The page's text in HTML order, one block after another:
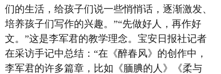
们的生活，给孩子们说一些悄悄话，逐渐激发、
培养孩子们写作的兴趣。”“先做好人，再作好
文。”这是李军君的教学理念。宝安日报社记者
在采访手记中总结：“在《醉春风》的创作中，
李军君的许多篇章，比如《腼腆的人》《柔与